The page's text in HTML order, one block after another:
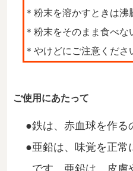
粉末を溶かすときは沸
粉末をそのまま食べな
やけどにご注意くださ
ご使用にあたって
鉄は、赤血球を作る
亜鉛は、味覚を正常
です。亜鉛は、皮膚